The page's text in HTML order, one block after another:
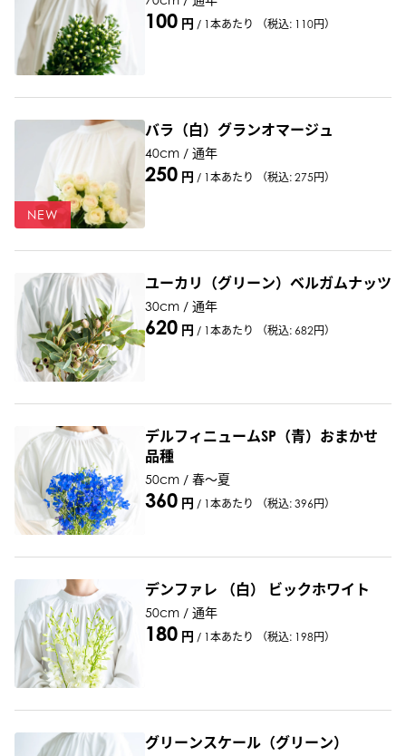
100 円 / 1本あたり （税込: 110円）
NEW
バラ（白）グランオマージュ
40cm / 通年
250 円 / 1本あたり （税込: 275円）
ユーカリ（グリーン）ベルガムナッツ
30cm / 通年
620 円 / 1本あたり （税込: 682円）
デルフィニュームSP（青）おまかせ
品種
50cm / 春～夏
360 円 / 1本あたり （税込: 396円）
デンファレ （白） ビックホワイト
50cm / 通年
180 円 / 1本あたり （税込: 198円）
グリーンスケール（グリーン）